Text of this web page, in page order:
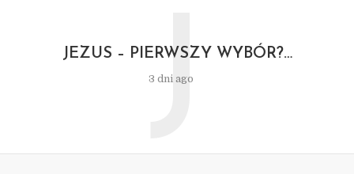
JEZUS – PIERWSZY WYBÓR?…
3 dni ago
J